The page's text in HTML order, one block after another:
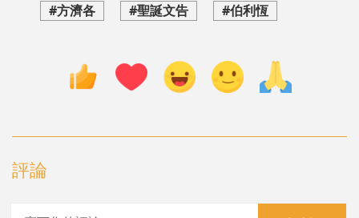
#方濟各
#聖誕文告 #伯利恆
評論